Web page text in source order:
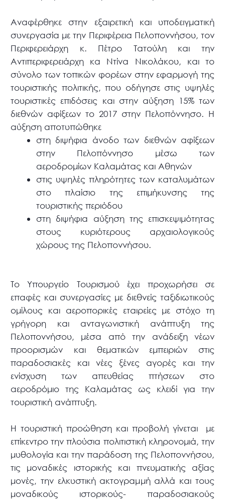
Αναφέρθηκε στην εξαιρετική και υποδειγματική
συνεργασία με την Περιφέρεια Πελοποννήσου, τον
Περιφερειάρχη κ. Πέτρο Τατούλη και την
Αντιπεριφερειάρχη κα Ντίνα Νικολάκου, και το
σύνολο των τοπικών φορέων στην εφαρμογή της
τουριστικής πολιτικής, που οδήγησε στις υψηλές
τουριστικές επιδόσεις και στην αύξηση 15% των
διεθνών αφίξεων το 2017 στην Πελοπόννησο. Η
αύξηση αποτυπώθηκε
στη διψήφια άνοδο των διεθνών αφίξεων
στην Πελοπόννησο μέσω των
αεροδρομίων Καλαμάτας και Αθηνών
στις υψηλές πληρότητες των καταλυμάτων
στο πλαίσιο της επιμήκυνσης της
τουριστικής περιόδου
στη διψήφια αύξηση της επισκεψιμότητας
στους κυριότερους αρχαιολογικούς
χώρους της Πελοποννήσου.
Το Υπουργείο Τουρισμού έχει προχωρήσει σε
επαφές και συνεργασίες με διεθνείς ταξιδιωτικούς
ομίλους και αεροπορικές εταιρείες με στόχο τη
γρήγορη και ανταγωνιστική ανάπτυξη της
Πελοποννήσου, μέσα από την ανάδειξη νέων
προορισμών και θεματικών εμπειριών στις
παραδοσιακές και νέες ξένες αγορές και την
ενίσχυση των απευθείας πτήσεων στο
αεροδρόμιο της Καλαμάτας ως κλειδί για την
τουριστική ανάπτυξη.
Η τουριστική προώθηση και προβολή γίνεται με
επίκεντρο την πλούσια πολιτιστική κληρονομιά, την
μυθολογία και την παράδοση της Πελοποννήσου,
τις μοναδικές ιστορικής και πνευματικής αξίας
μονές, την ελκυστική ακτογραμμή αλλά και τους
μοναδικούς ιστορικούς- παραδοσιακούς